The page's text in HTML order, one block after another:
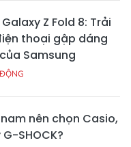
Z Fold 8: Trải
thoại gập dáng
Samsung
nên chọn Casio,
SHOCK?